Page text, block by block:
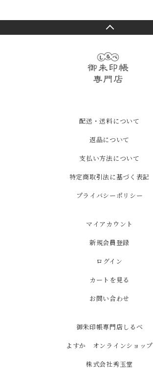
配送・送料について
返品について
支払い方法について
特定商取引法に基づく表記
プライバシーポリシー
マイアカウント
新規会員登録
ログイン
カートを見る
お問い合わせ
御朱印帳専門店しるべ
よすか オンラインショップ
株式会社秀玉堂